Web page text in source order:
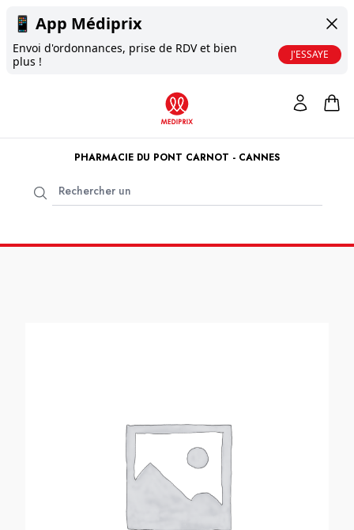
📱 App Médiprix
Envoi d'ordonnances, prise de RDV et bien
plus !
J'ESSAYE
PHARMACIE DU PONT CARNOT - CANNES